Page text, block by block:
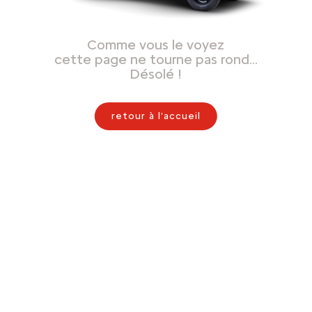
Comme vous le voyez
cette page ne tourne pas rond…
Désolé !
retour à l'accueil